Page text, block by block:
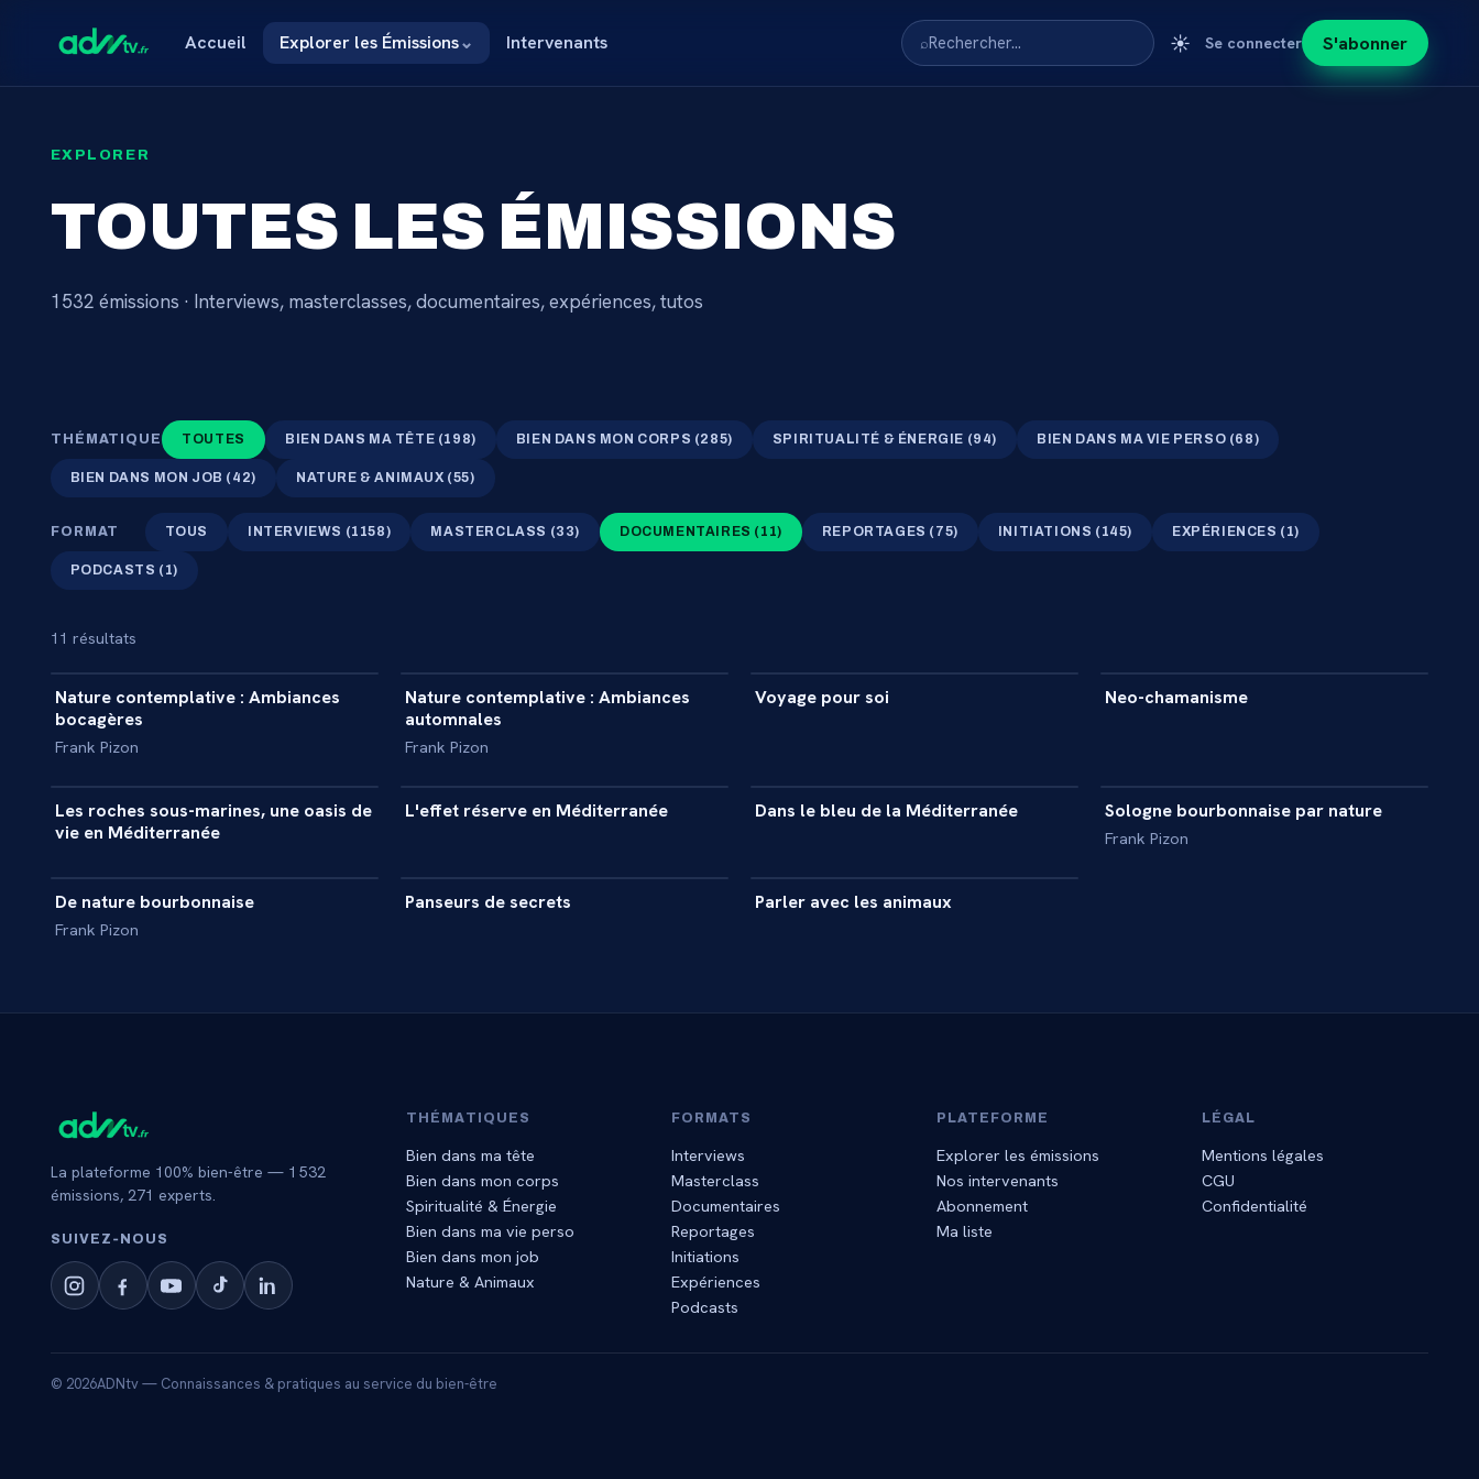
Accueil Explorer les Émissions⌄ Intervenants ⌕Rechercher… ☀️ Se connecter S'abonner
EXPLORER
TOUTES LES ÉMISSIONS
1532 émissions · Interviews, masterclasses, documentaires, expériences, tutos
THÉMATIQUE TOUTES BIEN DANS MA TÊTE (198) BIEN DANS MON CORPS (285) SPIRITUALITÉ & ÉNERGIE (94) BIEN DANS MA VIE PERSO (68)
BIEN DANS MON JOB ( 42) NATURE & ANIMAUX (55)
FORMAT TOUS INTERVIEWS (1158) MASTERCLASS (33) DOCUMENTAIRES ( 11) REPORTAGES ( 75) INITIATIONS ( 145) EXPÉRIENCES ( 1)
PODCASTS ( 1)
11 résultats
DOCUMENTAIRE
Nature contemplative : Ambiances
bocagères
Frank Pizon
DOCUMENTAIRE
Nature contemplative : Ambiances
automnales
Frank Pizon
DOCUMENTAIRE
Voyage pour soi DOCUMENTAIRE
Neo-chamanisme
DOCUMENTAIRE
Les roches sous-marines, une oasis de
vie en Méditerranée
DOCUMENTAIRE
L'effet réserve en Méditerranée DOCUMENTAIRE
Dans le bleu de la Méditerranée DOCUMENTAIRE
Sologne bourbonnaise par nature
Frank Pizon
DOCUMENTAIRE
De nature bourbonnaise
Frank Pizon
DOCUMENTAIRE
Panseurs de secrets DOCUMENTAIRE
Parler avec les animaux
La plateforme 100% bien-être — 1 532
émissions, 271 experts.
SUIVEZ‑NOUS
THÉMATIQUES
Bien dans ma tête
Bien dans mon corps
Spiritualité & Énergie
Bien dans ma vie perso
Bien dans mon job
Nature & Animaux
FORMATS
Interviews
Masterclass
Documentaires
Reportages
Initiations
Expériences
Podcasts
PLATEFORME
Explorer les émissions
Nos intervenants
Abonnement
Ma liste
LÉGAL
Mentions légales
CGU
Confidentialité
© 2026ADNtv — Connaissances & pratiques au service du bien-être